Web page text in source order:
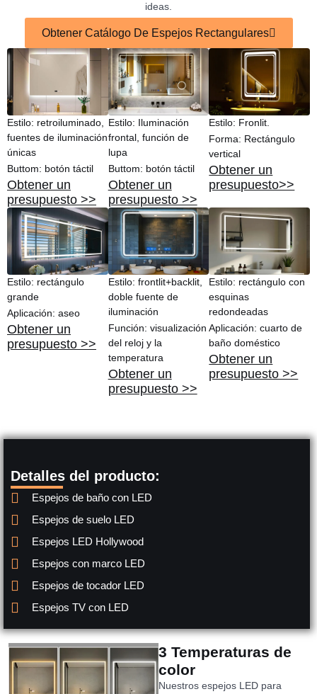
ideas.
Obtener Catálogo De Espejos Rectangulares
Estilo: retroiluminado,
fuentes de iluminación
únicas
Buttom: botón táctil
Obtener un
presupuesto >>
Estilo: Iluminación
frontal, función de
lupa
Buttom: botón táctil
Obtener un
presupuesto >>
Estilo: Fronlit.
Forma: Rectángulo
vertical
Obtener un
presupuesto>>
Estilo: rectángulo
grande
Aplicación: aseo
Obtener un
presupuesto >>
Estilo: frontlit+backlit,
doble fuente de
iluminación
Función: visualización
del reloj y la
temperatura
Obtener un
presupuesto >>
Estilo: rectángulo con
esquinas
redondeadas
Aplicación: cuarto de
baño doméstico
Obtener un
presupuesto >>
Detalles del producto:
Espejos de baño con LED
Espejos de suelo LED
Espejos LED Hollywood
Espejos con marco LED
Espejos de tocador LED
Espejos TV con LED
3 Temperaturas de
color
Nuestros espejos LED para